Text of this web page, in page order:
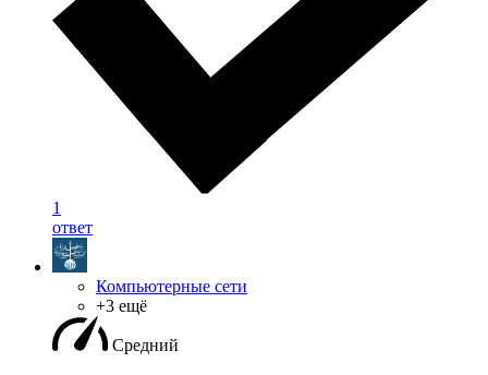
1
ответ
Компьютерные сети
+3 ещё
Средний